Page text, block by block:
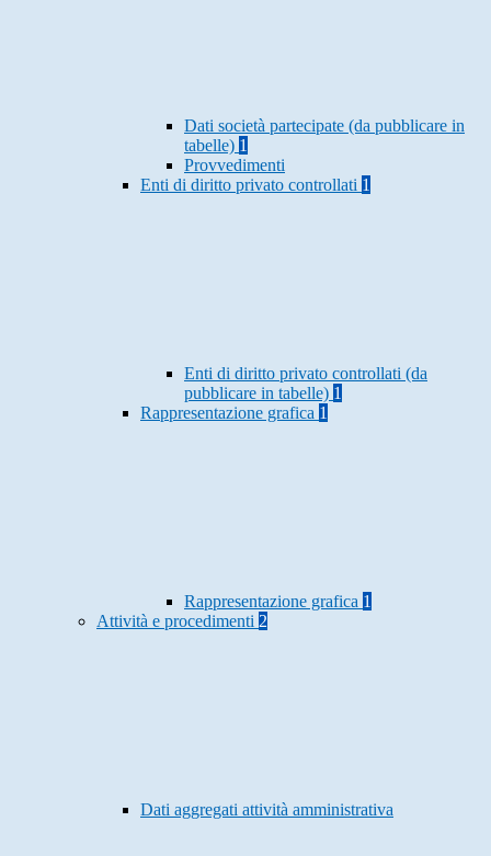
Dati società partecipate (da pubblicare in
tabelle) 1
Provvedimenti
Enti di diritto privato controllati 1
Enti di diritto privato controllati (da
pubblicare in tabelle) 1
Rappresentazione grafica 1
Rappresentazione grafica 1
Attività e procedimenti 2
Dati aggregati attività amministrativa